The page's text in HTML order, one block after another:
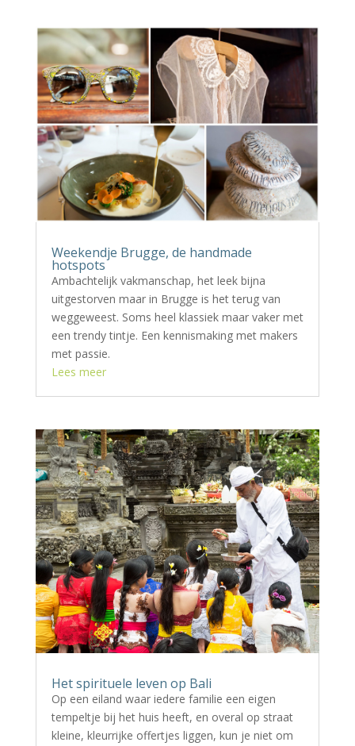
Weekendje Brugge, de handmade
hotspots
Ambachtelijk vakmanschap, het leek bijna
uitgestorven maar in Brugge is het terug van
weggeweest. Soms heel klassiek maar vaker met
een trendy tintje. Een kennismaking met makers
met passie.
Lees meer
Het spirituele leven op Bali
Op een eiland waar iedere familie een eigen
tempeltje bij het huis heeft, en overal op straat
kleine, kleurrijke offertjes liggen, kun je niet om